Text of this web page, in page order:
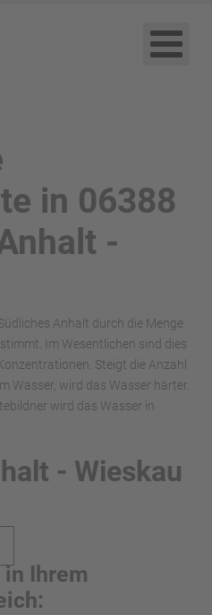
in 06388
-
Anhalt durch die Menge
Im Wesentlichen sind dies
Steigt die Anzahl
Wasser, wird das Wasser härter.
wird das Wasser in
- Wieskau
in Ihrem